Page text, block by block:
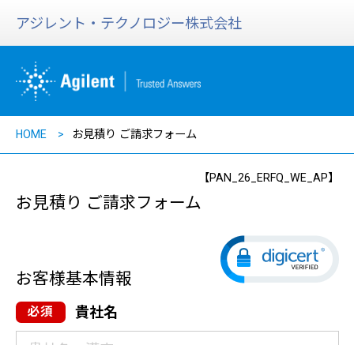
アジレント・テクノロジー株式会社
HOME お見積り ご請求フォーム
【PAN_26_ERFQ_WE_AP】
お見積り ご請求フォーム
お客様基本情報
貴社名